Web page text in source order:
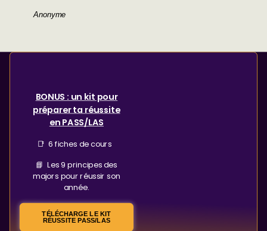
Anonyme
BONUS : un kit pour
préparer ta réussite
en PASS/LAS
📑 6 fiches de cours
📘 Les 9 principes des
majors pour réussir son
année.
TÉLÉCHARGE LE KIT
RÉUSSITE PASS/LAS